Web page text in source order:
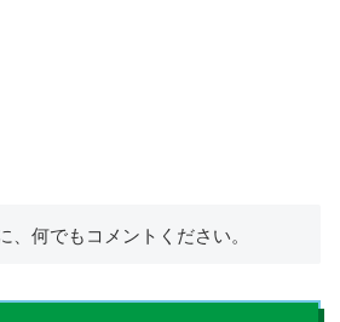
、何でもコメントください。